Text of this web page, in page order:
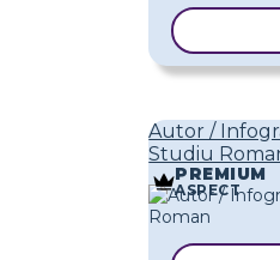
Autor /
Studiu
PREMIUM
ASPECT